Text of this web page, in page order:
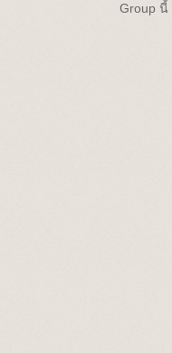
Group นี้